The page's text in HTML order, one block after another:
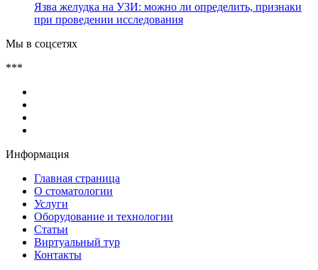
Язва желудка на УЗИ: можно ли определить, признаки
при проведении исследования
Мы в соцсетях
***
Информация
Главная страница
О стоматологии
Услуги
Оборудование и технологии
Статьи
Виртуальный тур
Контакты